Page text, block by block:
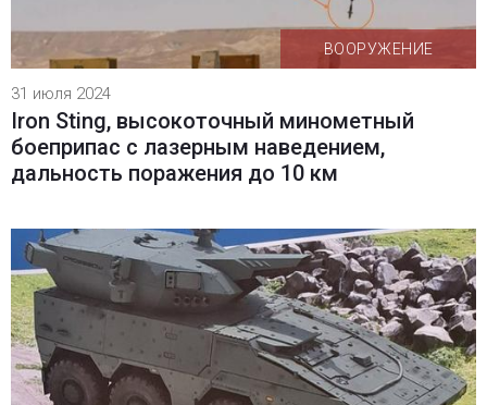
ВООРУЖЕНИЕ
31 июля 2024
Iron Sting, высокоточный минометный
боеприпас с лазерным наведением,
дальность поражения до 10 км